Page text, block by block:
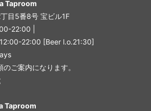
Taproom
目5番8号 宝ビル1F
22:00 |
22:00 [Beer l.o.21:30]
のご案内になります。
Taproom